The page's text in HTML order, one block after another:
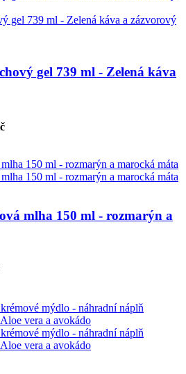
gel 739 ml - Zelená káva
mlha 150 ml - rozmarýn a